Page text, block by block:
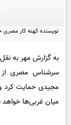
نویسنده کهنه کار مصری
به گزارش مهر به
سرشناس مصری از
مجیدی حمایت کرد
میان غربی‌ها خواهد